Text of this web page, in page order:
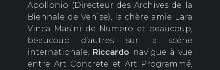
Apollonio (Directeur des Archives de la
Biennale de Venise), la chère amie Lara
Vinca Masini de Numero et beaucoup,
beaucoup d’autres sur la scène
internationale. Riccardo navigue à vue
entre Art Concrete et Art Programmé,